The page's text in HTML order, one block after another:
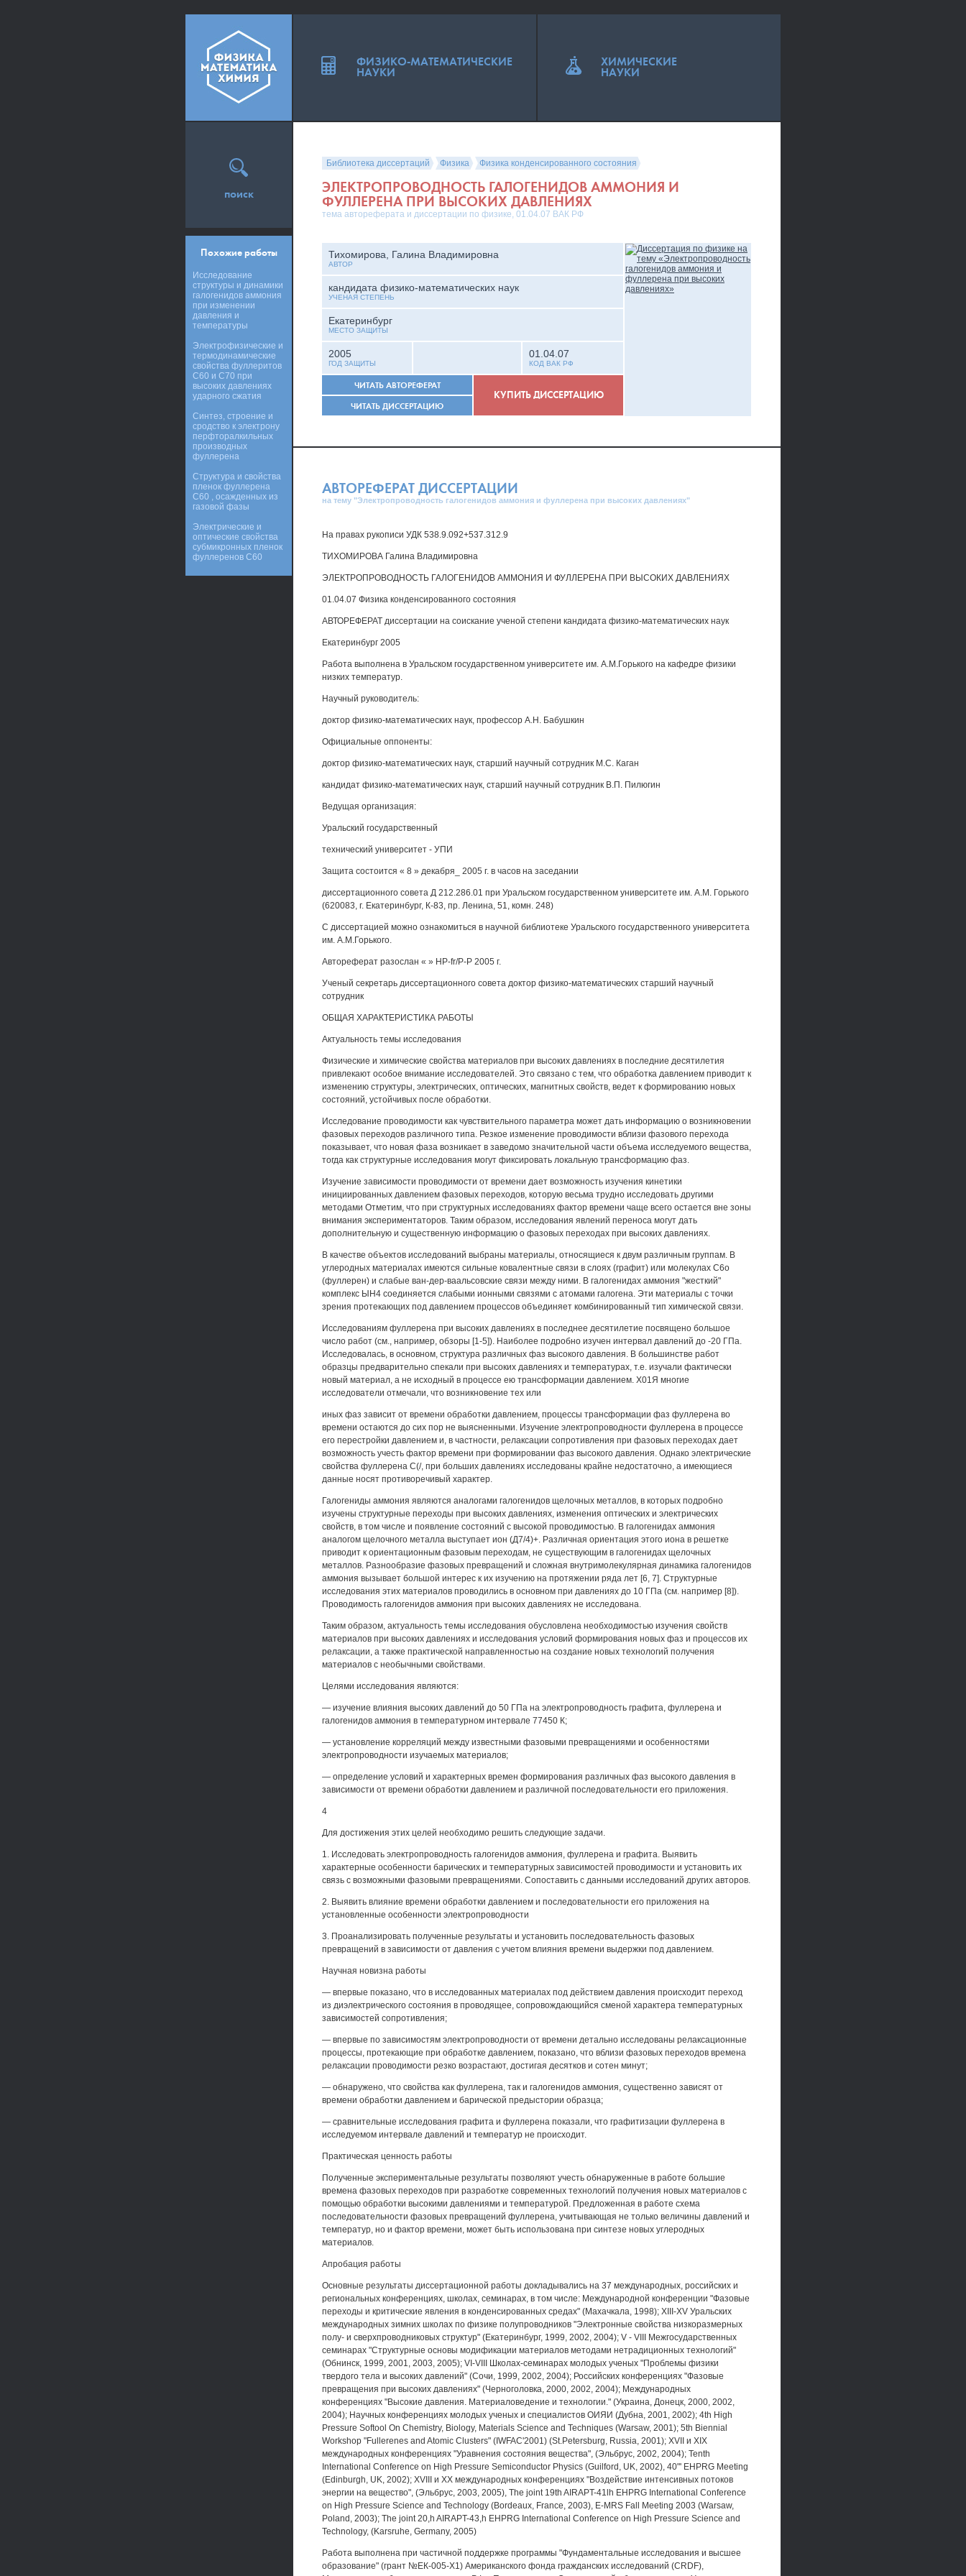
Библиотека диссертаций Физика Физика конденсированного состояния
ЭЛЕКТРОПРОВОДНОСТЬ ГАЛОГЕНИДОВ АММОНИЯ И
ФУЛЛЕРЕНА ПРИ ВЫСОКИХ ДАВЛЕНИЯХ
тема автореферата и диссертации по физике, 01.04.07 ВАК РФ
Тихомирова, Галина Владимировна
АВТОР
кандидата физико-математических наук
УЧЕНАЯ СТЕПЕНЬ
Екатеринбург
МЕСТО ЗАЩИТЫ
2005
ГОД ЗАЩИТЫ
01.04.07
КОД ВАК РФ
ЧИТАТЬ АВТОРЕФЕРАТ
ЧИТАТЬ ДИССЕРТАЦИЮ
КУПИТЬ ДИССЕРТАЦИЮ
АВТОРЕФЕРАТ ДИССЕРТАЦИИ
на тему "Электропроводность галогенидов аммония и фуллерена при высоких давлениях"
На правах рукописи УДК 538.9.092+537.312.9
ТИХОМИРОВА Галина Владимировна
ЭЛЕКТРОПРОВОДНОСТЬ ГАЛОГЕНИДОВ АММОНИЯ И ФУЛЛЕРЕНА ПРИ ВЫСОКИХ ДАВЛЕНИЯХ
01.04.07 Физика конденсированного состояния
АВТОРЕФЕРАТ диссертации на соискание ученой степени кандидата физико-математических наук
Екатеринбург 2005
Работа выполнена в Уральском государственном университете им. А.М.Горького на кафедре физики
низких температур.
Научный руководитель:
доктор физико-математических наук, профессор А.Н. Бабушкин
Официальные оппоненты:
доктор физико-математических наук, старший научный сотрудник М.С. Каган
кандидат физико-математических наук, старший научный сотрудник В.П. Пилюгин
Ведущая организация:
Уральский государственный
технический университет - УПИ
Защита состоится « 8 » декабря_ 2005 г. в часов на заседании
диссертационного совета Д 212.286.01 при Уральском государственном университете им. A.M. Горького
(620083, г. Екатеринбург, К-83, пр. Ленина, 51, комн. 248)
С диссертацией можно ознакомиться в научной библиотеке Уральского государственного университета
им. А.М.Горького.
Автореферат разослан « » HP-fr/P-P 2005 г.
Ученый секретарь диссертационного совета доктор физико-математических старший научный
сотрудник
ОБЩАЯ ХАРАКТЕРИСТИКА РАБОТЫ
Актуальность темы исследования
Физические и химические свойства материалов при высоких давлениях в последние десятилетия
привлекают особое внимание исследователей. Это связано с тем, что обработка давлением приводит к
изменению структуры, электрических, оптических, магнитных свойств, ведет к формированию новых
состояний, устойчивых после обработки.
Исследование проводимости как чувствительного параметра может дать информацию о возникновении
фазовых переходов различного типа. Резкое изменение проводимости вблизи фазового перехода
показывает, что новая фаза возникает в заведомо значительной части объема исследуемого вещества,
тогда как структурные исследования могут фиксировать локальную трансформацию фаз.
Изучение зависимости проводимости от времени дает возможность изучения кинетики
инициированных давлением фазовых переходов, которую весьма трудно исследовать другими
методами Отметим, что при структурных исследованиях фактор времени чаще всего остается вне зоны
внимания экспериментаторов. Таким образом, исследования явлений переноса могут дать
дополнительную и существенную информацию о фазовых переходах при высоких давлениях.
В качестве объектов исследований выбраны материалы, относящиеся к двум различным группам. В
углеродных материалах имеются сильные ковалентные связи в слоях (графит) или молекулах С6о
(фуллерен) и слабые ван-дер-ваальсовские связи между ними. В галогенидах аммония "жесткий"
комплекс ЫН4 соединяется слабыми ионными связями с атомами галогена. Эти материалы с точки
зрения протекающих под давлением процессов объединяет комбинированный тип химической связи.
Исследованиям фуллерена при высоких давлениях в последнее десятилетие посвящено большое
число работ (см., например, обзоры [1-5]). Наиболее подробно изучен интервал давлений до -20 ГПа.
Исследовалась, в основном, структура различных фаз высокого давления. В большинстве работ
образцы предварительно спекали при высоких давлениях и температурах, т.е. изучали фактически
новый материал, а не исходный в процессе ею трансформации давлением. Х01Я многие
исследователи отмечали, что возникновение тех или
иных фаз зависит от времени обработки давлением, процессы трансформации фаз фуллерена во
времени остаются до сих пор не выясненными. Изучение электропроводности фуллерена в процессе
его перестройки давлением и, в частности, релаксации сопротивления при фазовых переходах дает
возможность учесть фактор времени при формировании фаз высокого давления. Однако электрические
свойства фуллерена С(/, при больших давлениях исследованы крайне недостаточно, а имеющиеся
данные носят противоречивый характер.
Галогениды аммония являются аналогами галогенидов щелочных металлов, в которых подробно
изучены структурные переходы при высоких давлениях, изменения оптических и электрических
свойств, в том числе и появление состояний с высокой проводимостью. В галогенидах аммония
аналогом щелочного металла выступает ион (Д7/4)+. Различная ориентация этого иона в решетке
приводит к ориентационным фазовым переходам, не существующим в галогенидах щелочных
металлов. Разнообразие фазовых превращений и сложная внутримолекулярная динамика галогенидов
аммония вызывает большой интерес к их изучению на протяжении ряда лет [6, 7]. Структурные
исследования этих материалов проводились в основном при давлениях до 10 ГПа (см. например [8]).
Проводимость галогенидов аммония при высоких давлениях не исследована.
Таким образом, актуальность темы исследования обусловлена необходимостью изучения свойств
материалов при высоких давлениях и исследования условий формирования новых фаз и процессов их
релаксации, а также практической направленностью на создание новых технологий получения
материалов с необычными свойствами.
Целями исследования являются:
— изучение влияния высоких давлений до 50 ГПа на электропроводность графита, фуллерена и
галогенидов аммония в температурном интервале 77450 К;
— установление корреляций между известными фазовыми превращениями и особенностями
электропроводности изучаемых материалов;
— определение условий и характерных времен формирования различных фаз высокого давления в
зависимости от времени обработки давлением и различной последовательности его приложения.
4
Для достижения этих целей необходимо решить следующие задачи.
1. Исследовать электропроводность галогенидов аммония, фуллерена и графита. Выявить
характерные особенности барических и температурных зависимостей проводимости и установить их
связь с возможными фазовыми превращениями. Сопоставить с данными исследований других авторов.
2. Выявить влияние времени обработки давлением и последовательности его приложения на
установленные особенности электропроводности
3. Проанализировать полученные результаты и установить последовательность фазовых
превращений в зависимости от давления с учетом влияния времени выдержки под давлением.
Научная новизна работы
— впервые показано, что в исследованных материалах под действием давления происходит переход
из диэлектрического состояния в проводящее, сопровождающийся сменой характера температурных
зависимостей сопротивления;
— впервые по зависимостям электропроводности от времени детально исследованы релаксационные
процессы, протекающие при обработке давлением, показано, что вблизи фазовых переходов времена
релаксации проводимости резко возрастают, достигая десятков и сотен минут;
— обнаружено, что свойства как фуллерена, так и галогенидов аммония, существенно зависят от
времени обработки давлением и барической предыстории образца;
— сравнительные исследования графита и фуллерена показали, что графитизации фуллерена в
исследуемом интервале давлений и температур не происходит.
Практическая ценность работы
Полученные экспериментальные результаты позволяют учесть обнаруженные в работе большие
времена фазовых переходов при разработке современных технологий получения новых материалов с
помощью обработки высокими давлениями и температурой. Предложенная в работе схема
последовательности фазовых превращений фуллерена, учитывающая не только величины давлений и
температур, но и фактор времени, может быть использована при синтезе новых углеродных
материалов.
Апробация работы
Основные результаты диссертационной работы докладывались на 37 международных, российских и
региональных конференциях, школах, семинарах, в том числе: Международной конференции "Фазовые
переходы и критические явления в конденсированных средах" (Махачкала, 1998); XIII-XV Уральских
международных зимних школах по физике полупроводников "Электронные свойства низкоразмерных
полу- и сверхпроводниковых структур" (Екатеринбург, 1999, 2002, 2004); V - VIII Межгосударственных
семинарах "Структурные основы модификации материалов методами нетрадиционных технологий"
(Обнинск, 1999, 2001, 2003, 2005); VI-VIII Школах-семинарах молодых ученых "Проблемы физики
твердого тела и высоких давлений" (Сочи, 1999, 2002, 2004); Российских конференциях "Фазовые
превращения при высоких давлениях" (Черноголовка, 2000, 2002, 2004); Международных
конференциях "Высокие давления. Материаловедение и технологии." (Украина, Донецк, 2000, 2002,
2004); Научных конференциях молодых ученых и специалистов ОИЯИ (Дубна, 2001, 2002); 4th High
Pressure Softool On Chemistry, Biology, Materials Science and Techniques (Warsaw, 2001); 5th Biennial
Workshop "Fullerenes and Atomic Clusters" (IWFAC'2001) (St.Petersburg, Russia, 2001); XVII и XIX
международных конференциях "Уравнения состояния вещества", (Эльбрус, 2002, 2004); Tenth
International Conference on High Pressure Semiconductor Physics (Guilford, UK, 2002), 40"' EHPRG Meeting
(Edinburgh, UK, 2002); XVIII и XX международных конференциях "Воздействие интенсивных потоков
энергии на вещество", (Эльбрус, 2003, 2005), The joint 19th AIRAPT-41lh EHPRG International Conference
on High Pressure Science and Technology (Bordeaux, France, 2003), E-MRS Fall Meeting 2003 (Warsaw,
Poland, 2003); The joint 20,h AIRAPT-43,h EHPRG International Conference on High Pressure Science and
Technology, (Karsruhe, Germany, 2005)
Работа выполнена при частичной поддержке программы "Фундаментальные исследования и высшее
образование" (грант №ЕК-005-Х1) Американского фонда гражданских исследований (CRDF),
поиск
Похожие работы
Исследование
структуры и динамики
галогенидов аммония
при изменении
давления и
температуры
Электрофизические и
термодинамические
свойства фуллеритов
С60 и С70 при
высоких давлениях
ударного сжатия
Синтез, строение и
сродство к электрону
перфторалкильных
производных
фуллерена
Структура и свойства
пленок фуллерена
С60 , осажденных из
газовой фазы
Электрические и
оптические свойства
субмикронных пленок
фуллеренов C60
ФИЗИКО-МАТЕМАТИЧЕСКИЕ
НАУКИ
ХИМИЧЕСКИЕ
НАУКИ